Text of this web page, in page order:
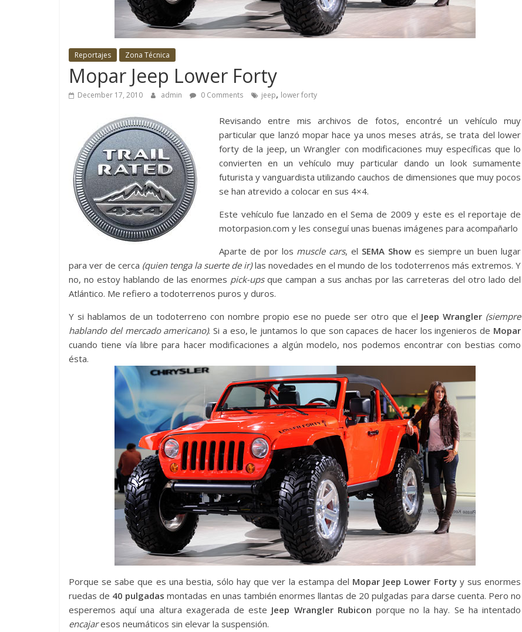
refiere.
No
solo
cubriendo
lanzamientos
productos
nacionales
sino
también
logrando
adentrarnos
otros
países.
Reportajes Zona Técnica
Mopar Jeep Lower Forty
December 17, 2010 admin 0 Comments jeep, lower forty
Revisando entre mis archivos de fotos, encontré un vehículo muy
particular que lanzó mopar hace ya unos meses atrás, se trata del lower
forty de la jeep, un Wrangler con modificaciones muy específicas que lo
convierten en un vehículo muy particular dando un look sumamente
futurista y vanguardista utilizando cauchos de dimensiones que muy pocos
se han atrevido a colocar en sus 4×4.
Este vehículo fue lanzado en el Sema de 2009 y este es el reportaje de
motorpasion.com y les conseguí unas buenas imágenes para acompañarlo
Aparte de por los muscle cars, el SEMA Showes siempre un buen lugar
para ver de cerca (quien tenga la suerte de ir)las novedades en el mundo de los todoterrenos más extremos. Y
no, no estoy hablando de las enormes pick-upsque campan a sus anchas por las carreteras del otro lado del
Atlántico. Me refiero a todoterrenos puros y duros.
Y si hablamos de un todoterreno con nombre propio ese no puede ser otro que el Jeep Wrangler (siempre
hablando del mercado americano). Si a eso, le juntamos lo que son capaces de hacer los ingenieros de Mopar
cuando tiene vía libre para hacer modificaciones a algún modelo, nos podemos encontrar con bestias como
ésta.
Porque se sabe que es una bestia, sólo hay que ver la estampa del Mopar Jeep Lower Fortyy sus enormes
ruedas de 40 pulgadas montadas en unas también enormes llantas de 20 pulgadas para darse cuenta. Pero no
esperemos aquí una altura exagerada de este Jeep Wrangler Rubicon porque no la hay. Se ha intentado
encajaresos neumáticos sin elevar la suspensión.